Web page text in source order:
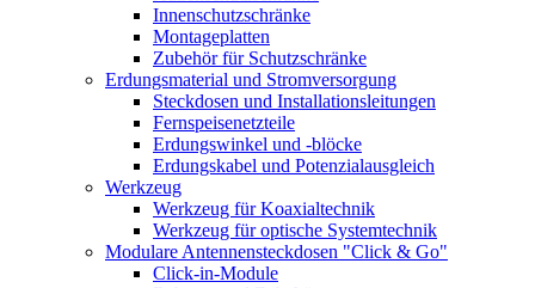
Innenschutzschränke
Montageplatten
Zubehör für Schutzschränke
Erdungsmaterial und Stromversorgung
Steckdosen und Installationsleitungen
Fernspeisenetzteile
Erdungswinkel und -blöcke
Erdungskabel und Potenzialausgleich
Werkzeug
Werkzeug für Koaxialtechnik
Werkzeug für optische Systemtechnik
Modulare Antennensteckdosen "Click & Go"
Click-in-Module